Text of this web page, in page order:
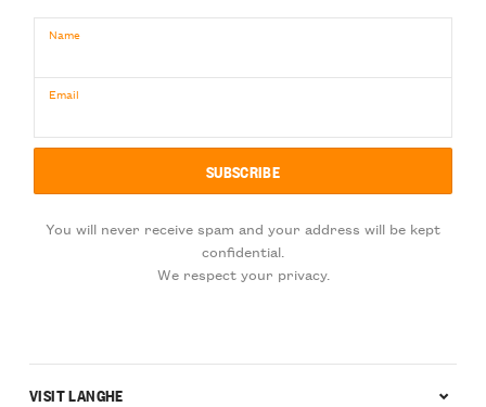
Name
Email
You will never receive spam and your address will be kept
confidential.
We respect your privacy.
VISIT LANGHE